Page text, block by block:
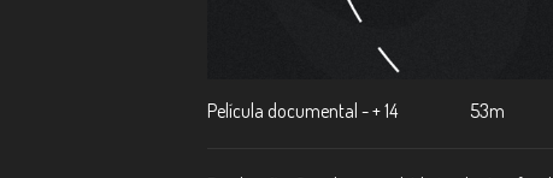
Película documental - + 14 53m